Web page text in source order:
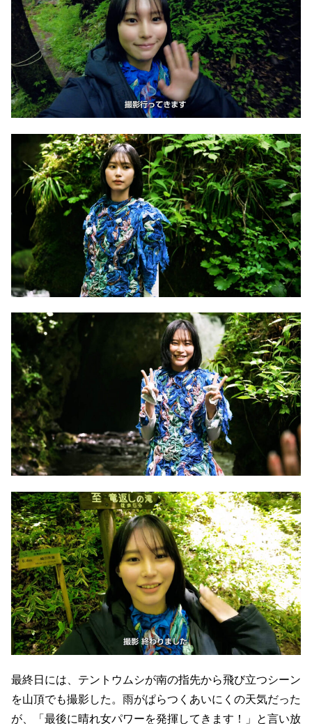
最終日には、テントウムシが南の指先から飛び立つシーン
を山頂でも撮影した。雨がぱらつくあいにくの天気だった
が、「最後に晴れ女パワーを発揮してきます！」と言い放